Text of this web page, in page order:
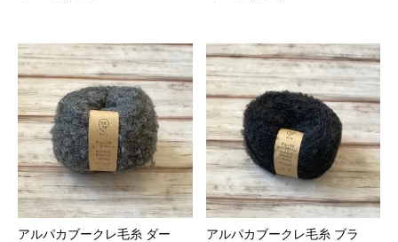
アルパカブークレ毛糸 ダー
アルパカブークレ毛糸 ブラ